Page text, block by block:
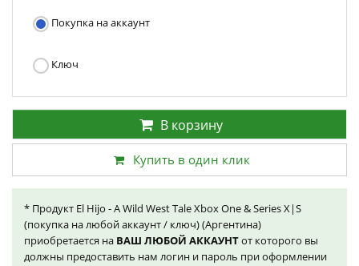
Покупка на аккаунт
Ключ
В корзину
Купить в один клик
* Продукт El Hijo - A Wild West Tale Xbox One & Series X|S
(покупка на любой аккаунт / ключ) (Аргентина)
приобретается на ВАШ ЛЮБОЙ АККАУНТот которого вы
должны предоставить нам логин и пароль при оформлении